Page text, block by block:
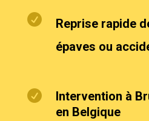

Reprise rapide
épaves ou

Intervention à
en Belgique